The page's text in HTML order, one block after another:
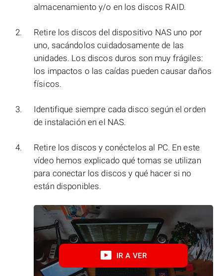
almacenamiento y/o en los discos RAID.
Retire los discos del dispositivo NAS uno por
uno, sacándolos cuidadosamente de las
unidades. Los discos duros son muy frágiles:
los impactos o las caídas pueden causar daños
físicos.
Identifique siempre cada disco según el orden
de instalación en el NAS.
Retire los discos y conéctelos al PC. En este
vídeo hemos explicado qué tomas se utilizan
para conectar los discos y qué hacer si no
están disponibles.
IR A VER